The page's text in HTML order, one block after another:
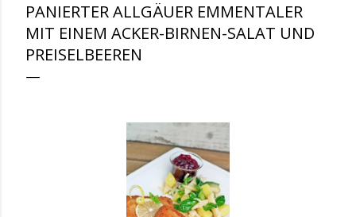
PANIERTER ALLGÄUER EMMENTALER
MIT EINEM ACKER-BIRNEN-SALAT UND
PREISELBEEREN